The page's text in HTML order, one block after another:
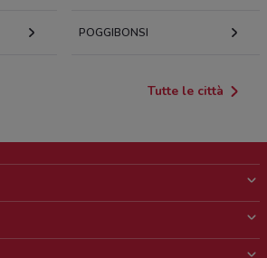
POGGIBONSI
Tutte le città